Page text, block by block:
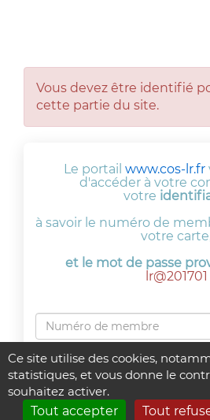
Vous devez être identifié
cette partie du site.
Le portail www.cos-lr.fr
d'accéder à votre
votre
à savoir le numéro de
votre
et le mot de passe
lr@201701
Ce site utilise des cookies,
statistiques, et vous donne le
souhaitez activer.
Tout accepter
Tout